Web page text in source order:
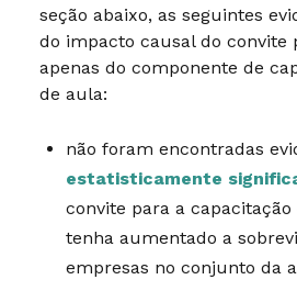
seção abaixo, as seguintes
do impacto causal do convite
apenas do componente de
de aula:
não foram encontradas
estatisticamente
convite para a
tenha aumentado a
empresas no conjunto da